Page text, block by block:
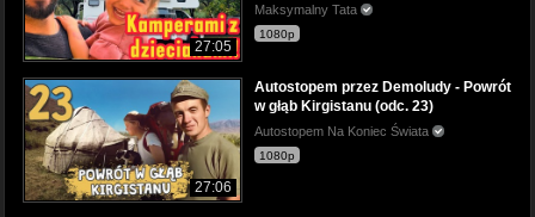
27:05
Maksymalny Tata
1080p
27:06
Autostopem przez Demoludy - Powrót
w głąb Kirgistanu (odc. 23)
Autostopem Na Koniec Świata
1080p